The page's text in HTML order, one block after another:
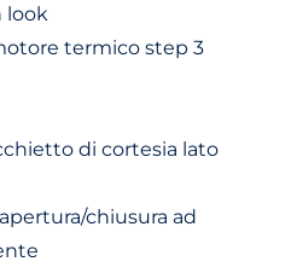
look
termico step 3
di cortesia lato
chiusura ad